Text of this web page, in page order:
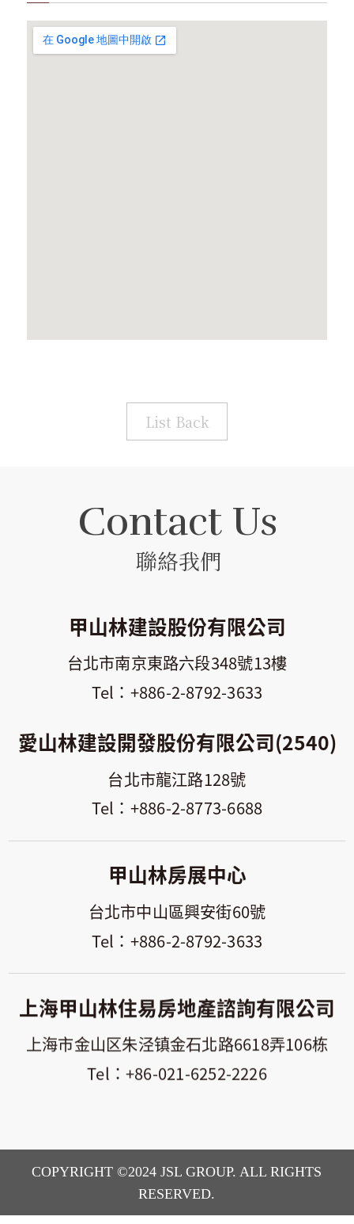
List Back
Contact Us
聯絡我們
甲山林建設股份有限公司
台北市南京東路六段348號13樓
+886-2-8792-3633
愛山林建設開發股份有限公司(2540)
台北市龍江路128號
+886-2-8773-6688
甲山林房展中心
台北市中山區興安街60號
+886-2-8792-3633
上海甲山林住易房地產諮詢有限公司
上海市金山区朱泾镇金石北路6618弄106栋
+86-021-6252-2226
COPYRIGHT ©2024 JSL GROUP. ALL RIGHTS
RESERVED.